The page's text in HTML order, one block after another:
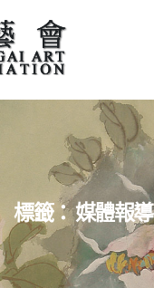
標籤：媒體報導